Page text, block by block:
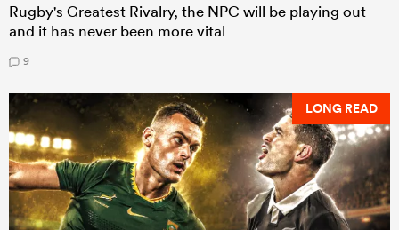
Rugby's Greatest Rivalry, the NPC will be playing out
and it has never been more vital
9
LONG READ